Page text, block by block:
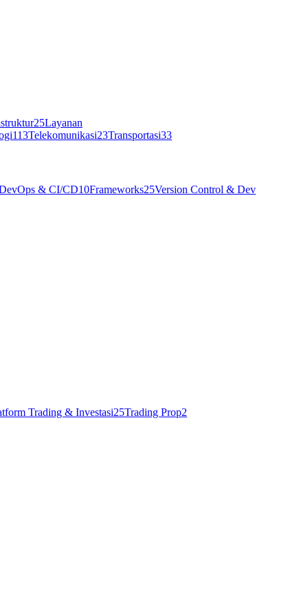
25Layanan
113Telekomunikasi23Transportasi33
& CI/CD10Frameworks25Version Control & Dev
Trading & Investasi25Trading Prop2